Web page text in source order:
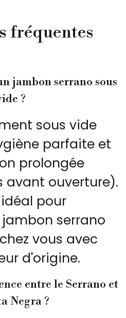
fréquentes
jambon serrano sous
?
sous vide
parfaite et
prolongée
avant ouverture).
pour
serrano
vous avec
d'origine.
entre le Serrano et
Negra ?